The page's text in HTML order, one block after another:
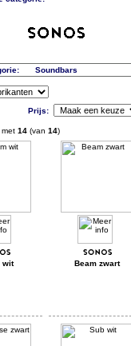
Soundbars
Prijs:
14 (van 14)
wit Beam zwart